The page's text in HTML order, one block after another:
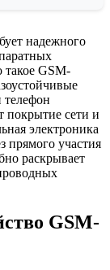
надежного
такое GSM-
покрытие сети и
электроника
прямого участия
раскрывает
GSM-